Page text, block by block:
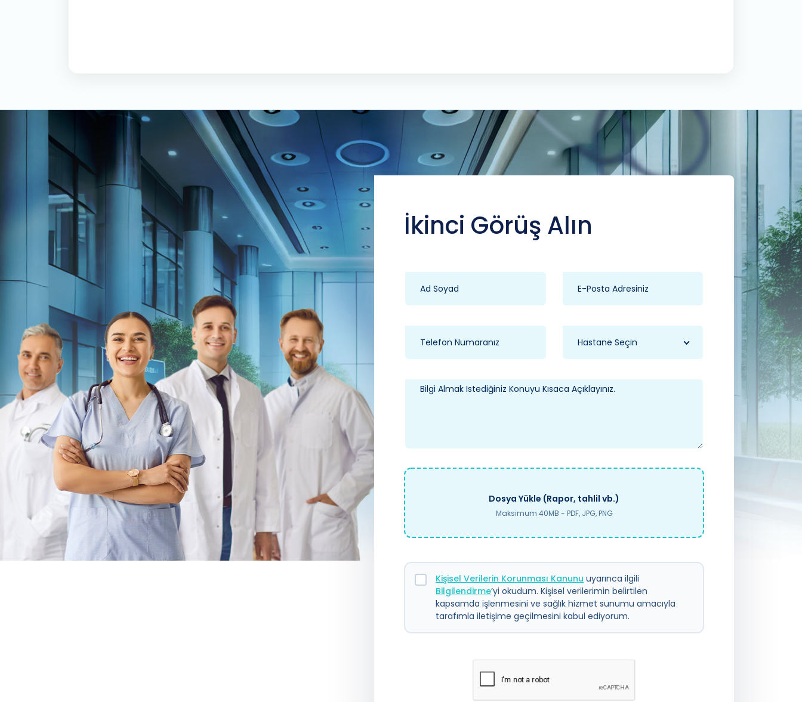
İkinci Görüş Alın
Hastane Seçin
Dosya Yükle (Rapor, tahlil vb.)
Maksimum 40MB - PDF, JPG, PNG
Kişisel Verilerin Korunması Kanunu uyarınca ilgili
Bilgilendirme’yi okudum. Kişisel verilerimin belirtilen
kapsamda işlenmesini ve sağlık hizmet sunumu amacıyla
tarafımla iletişime geçilmesini kabul ediyorum.